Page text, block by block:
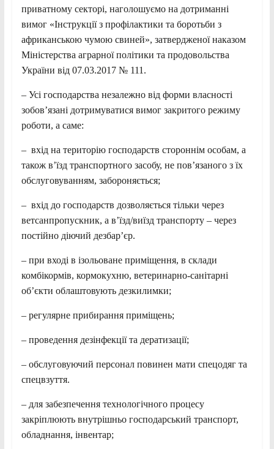
приватному секторі, наголошуємо на дотриманні
вимог «Інструкції з профілактики та боротьби з
африканською чумою свиней», затвердженої наказом
Міністерства аграрної політики та продовольства
України від 07.03.2017 № 111.
– Усі господарства незалежно від форми власності
зобов’язані дотримуватися вимог закритого режиму
роботи, а саме:
– вхід на територію господарств стороннім особам, а
також в’їзд транспортного засобу, не пов’язаного з їх
обслуговуванням, забороняється;
– вхід до господарств дозволяється тільки через
ветсанпропускник, а в’їзд/виїзд транспорту – через
постійно діючий дезбар’єр.
– при вході в ізольоване приміщення, в склади
комбікормів, кормокухню, ветеринарно-санітарні
об’єкти облаштовують дезкилимки;
– регулярне прибирання приміщень;
– проведення дезінфекції та дератизації;
– обслуговуючий персонал повинен мати спецодяг та
спецвзуття.
– для забезпечення технологічного процесу
закріплюють внутрішньо господарський транспорт,
обладнання, інвентар;